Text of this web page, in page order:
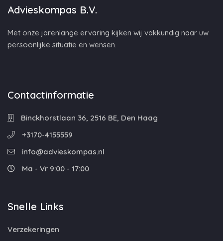
Advieskompas B.V.
Met onze jarenlange ervaring kijken wij vakkundig naar uw
persoonlijke situatie en wensen.
Contactinformatie
Binckhorstlaan 36, 2516 BE, Den Haag
+3170-4155559
info@advieskompas.nl
Ma - Vr 9:00 - 17:00
Snelle Links
Verzekeringen